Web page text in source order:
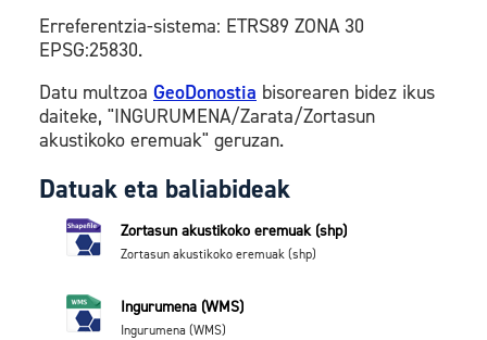
Erreferentzia-sistema: ETRS89 ZONA 30
EPSG:25830.
Datu multzoa GeoDonostia bisorearen bidez ikus
daiteke, "INGURUMENA/Zarata/Zortasun
akustikoko eremuak" geruzan.
Datuak eta baliabideak
Zortasun akustikoko eremuak (shp)
Zortasun akustikoko eremuak (shp)
Ingurumena (WMS)
Ingurumena (WMS)